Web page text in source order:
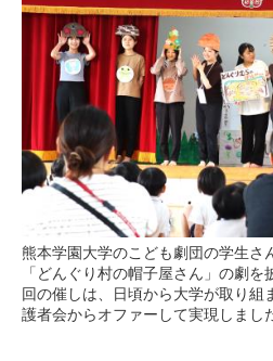
熊本学園大学のこども劇団の学生さ
「どんぐり村の帽子屋さん」の劇
回の催しは、日頃から大学が取り組
護者会からオファーして実現しまし